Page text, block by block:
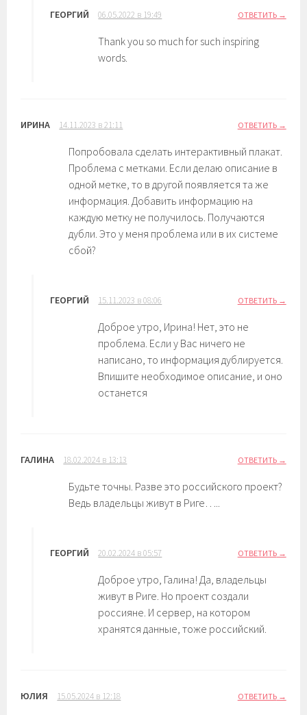
ГЕОРГИЙ 06.05.2022 в 19:49 ОТВЕТИТЬ
Thank you so much for such inspiring
words.
ИРИНА 14.11.2023 в 21:11 ОТВЕТИТЬ
Попробовала сделать интерактивный плакат.
Проблема с метками. Если делаю описание в
одной метке, то в другой появляется та же
информация. Добавить информацию на
каждую метку не получилось. Получаются
дубли. Это у меня проблема или в их системе
сбой?
ГЕОРГИЙ 15.11.2023 в 08:06 ОТВЕТИТЬ
Доброе утро, Ирина! Нет, это не
проблема. Если у Вас ничего не
написано, то информация дублируется.
Впишите необходимое описание, и оно
останется
ГАЛИНА 18.02.2024 в 13:13 ОТВЕТИТЬ
Будьте точны. Разве это российского проект?
Ведь владельцы живут в Риге…..
ГЕОРГИЙ 20.02.2024 в 05:57 ОТВЕТИТЬ
Доброе утро, Галина! Да, владельцы
живут в Риге. Но проект создали
россияне. И сервер, на котором
хранятся данные, тоже российский.
ЮЛИЯ 15.05.2024 в 12:18 ОТВЕТИТЬ